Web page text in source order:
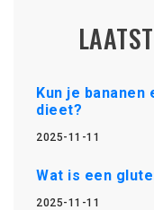
Kun je bananen
dieet?
2025-11-11
Wat is een
2025-11-11